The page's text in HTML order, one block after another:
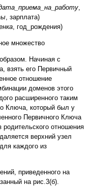
,
, зарплата)
, год_рождения)
множество
Начиная с
взять его Первичный
отношение
доменов этого
расширенного таким
Ключа, который был у
Первичного Ключа
родительского отношения
верхний узел
каждого из
приведенного на
на рис.3(б).